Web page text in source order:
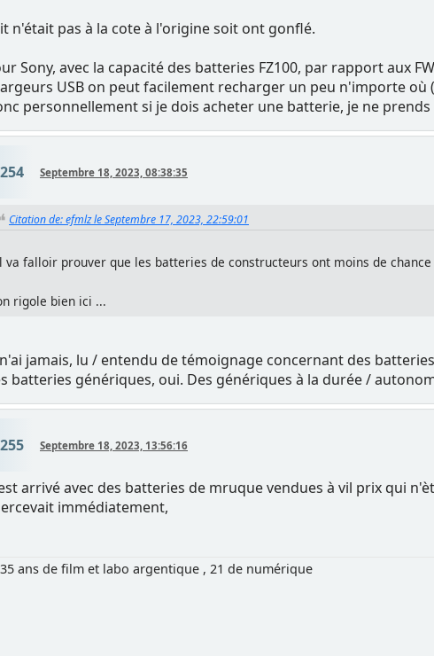
n'était pas à la cote à l'origine soit ont gonflé.
Sony, avec la capacité des batteries FZ100, par rapport aux
USB on peut facilement recharger un peu n'importe où
personnellement si je dois acheter une batterie, je ne
Septembre 18, 2023, 08:38:35
Citation de: efmlz le Septembre 17, 2023, 22:59:01
va falloir prouver que les batteries de constructeurs ont moins de
rigole bien ici ...
n'ai jamais, lu / entendu de témoignage concernant des
batteries génériques, oui. Des génériques à la durée /
Septembre 18, 2023, 13:56:16
arrivé avec des batteries de mruque vendues à vil prix qui
immédiatement,
35 ans de film et labo argentique , 21 de numérique